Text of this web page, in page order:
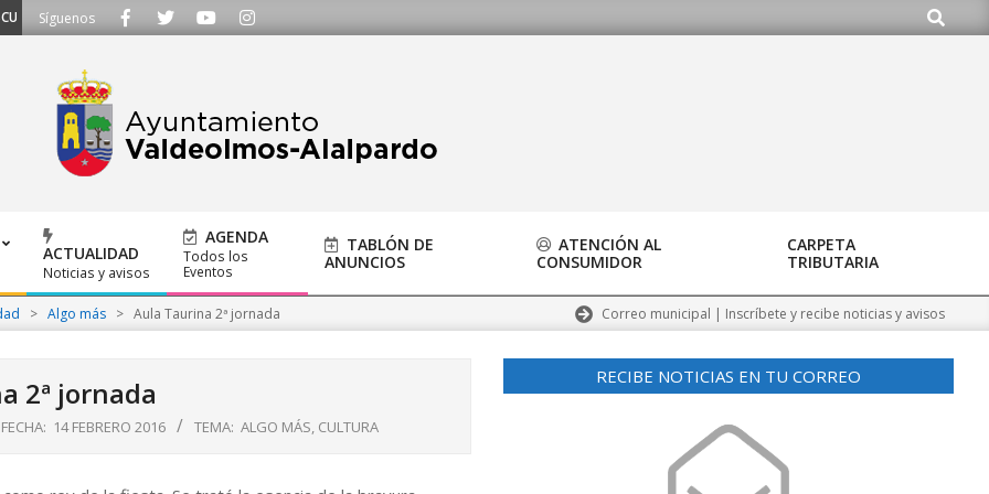
- Llámanos al 91 620 21 53 o escríbenos a ayuntamiento@alalpardo.org
Síguenos Buscar
ACTUALIDAD
Noticias y avisos
AGENDA
Todos los
Eventos
TABLÓN DE
ANUNCIOS
ATENCIÓN AL
CONSUMIDOR
CARPETA
TRIBUTARIA
> Algo más > Aula Taurina 2ª jornada Correo municipal | Inscríbete y recibe noticias y avisos
2ª jornada
FECHA: 14 FEBRERO 2016 TEMA: ALGO MÁS, CULTURA
RECIBE NOTICIAS EN TU CORREO